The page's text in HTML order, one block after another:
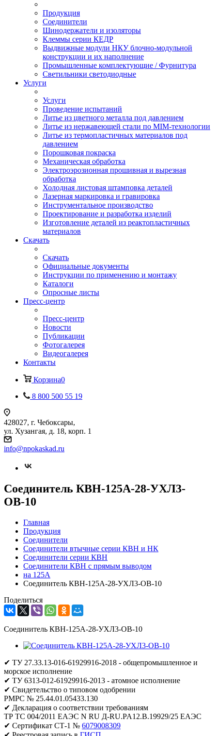
Продукция
Соединители
Шинодержатели и изоляторы
Клеммы серии КЕДР
Выдвижные модули НКУ блочно-модульной
конструкции и их наполнение
Промышленные комплектующие / Фурнитура
Светильники светодиодные
Услуги
Услуги
Проведение испытаний
Литье из цветного металла под давлением
Литье из нержавеющей стали по MIM-технологии
Литье из термопластичных материалов под
давлением
Порошковая покраска
Механическая обработка
Электроэрозионная прошивная и вырезная
обработка
Холодная листовая штамповка деталей
Лазерная маркировка и гравировка
Инструментальное производство
Проектирование и разработка изделий
Изготовление деталей из реактопластичных
материалов
Скачать
Скачать
Официальные документы
Инструкции по применению и монтажу
Каталоги
Опросные листы
Пресс-центр
Пресс-центр
Новости
Публикации
Фотогалерея
Видеогалерея
Контакты
Корзина0
8 800 500 55 19
428027, г. Чебоксары,
ул. Хузангая, д. 18, корп. 1
info@npokaskad.ru
Соединитель КВН-125А-28-УХЛ3-
ОВ-10
Главная
Продукция
Соединители
Соединители втычные серии КВН и НК
Соединители серии КВН
Соединители КВН с прямым выводом
на 125А
Соединитель КВН-125А-28-УХЛ3-ОВ-10
Поделиться
Соединитель КВН-125А-28-УХЛ3-ОВ-10
✔ ТУ 27.33.13-016-61929916-2018 - общепромышленное и
морское исполнение
✔ ТУ 6313-012-61929916-2013 - атомное исполнение
✔ Свидетельство о типовом одобрении
РМРС № 25.44.01.05433.130
✔ Декларация о соответствии требованиям
ТР ТС 004/2011 ЕАЭС N RU Д-RU.PA12.B.19929/25 ЕАЭС
✔ Сертификат СТ-1 № 6079008309